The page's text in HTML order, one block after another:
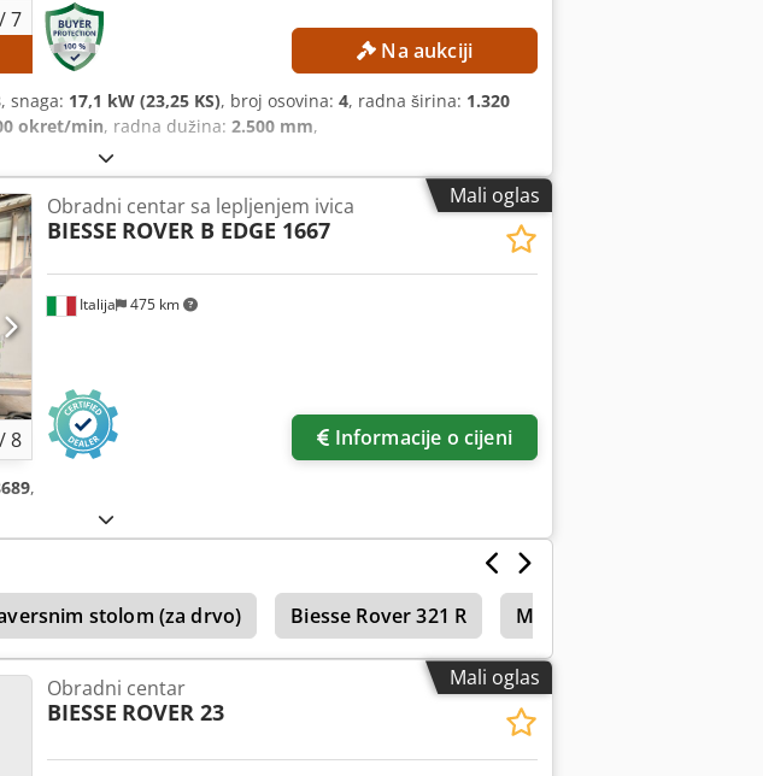
/7
Na aukciji
, snaga: 17,1 kW (23,25 KS), broj osovina: 4, radna širina: 1.320
okret/min, radna dužina: 2.500 mm,
Mali oglas
/8
Italija 475 km
Obradni centar sa lepljenjem ivica
BIESSE ROVER B EDGE 1667
Informacije o cijeni
,
stolom (za drvo)
Biesse Rover 321 R Maka Masterwood Winner
Mali oglas
Obradni centar
BIESSE ROVER 23